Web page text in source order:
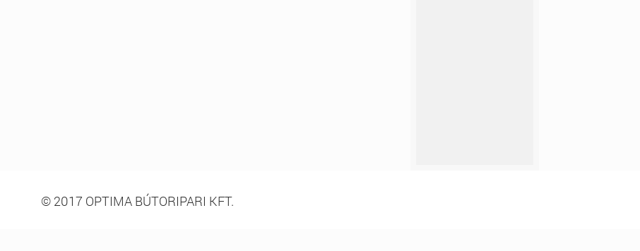
© 2017 OPTIMA BÚTORIPARI KFT.